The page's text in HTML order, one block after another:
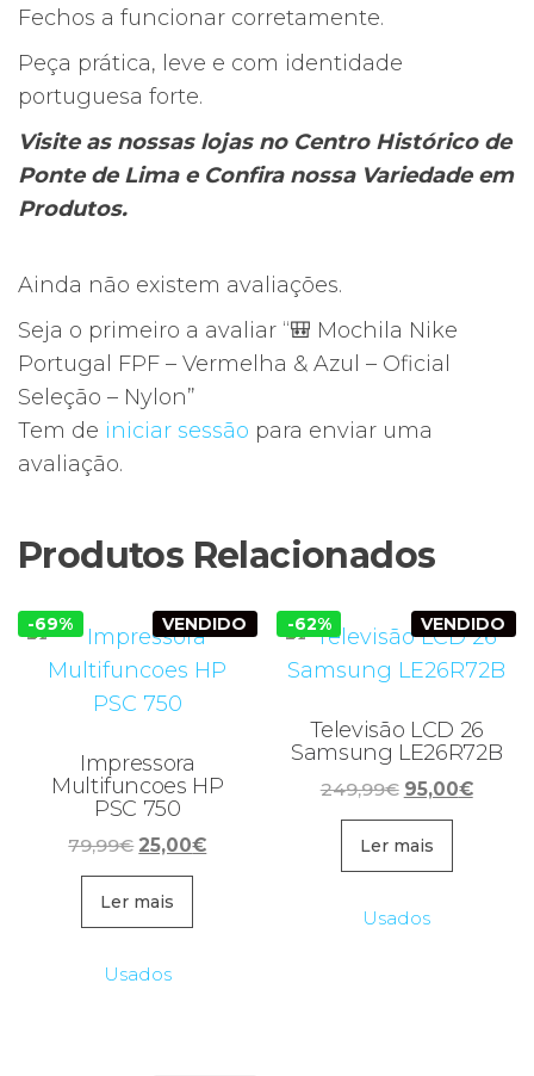
Fechos a funcionar corretamente.
Peça prática, leve e com identidade
portuguesa forte.
Visite as nossas lojas no Centro Histórico de
Ponte de Lima e Confira nossa Variedade em
Produtos.
Ainda não existem avaliações.
Seja o primeiro a avaliar “🎒 Mochila Nike
Portugal FPF – Vermelha & Azul – Oficial
Seleção – Nylon”
Tem de iniciar sessão para enviar uma
avaliação.
Produtos Relacionados
-69% VENDIDO
Impressora
Multifuncoes HP
PSC 750
79,99€ O
preço
original
era:
25,00€O
Ler mais
Usados
-62% VENDIDO
Televisão LCD 26
Samsung LE26R72B
249,99€ O
preço
original
era:
95,00€O
Ler mais
Usados